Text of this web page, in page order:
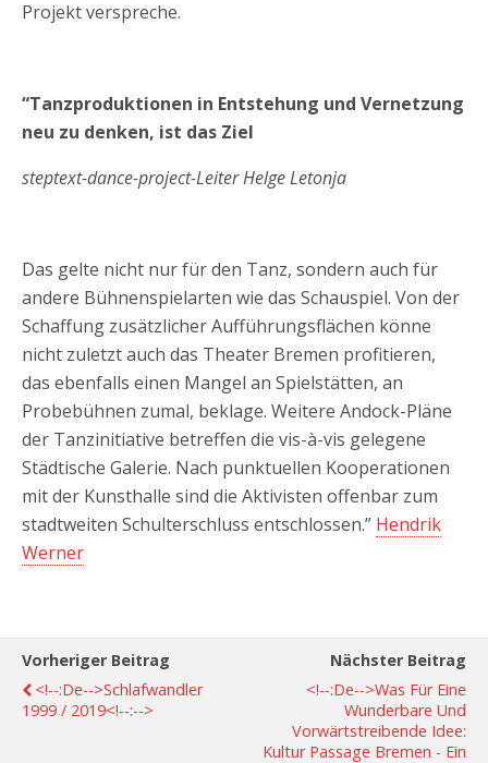
Projekt verspreche.
“Tanzproduktionen in Entstehung und Vernetzung
neu zu denken, ist das Ziel
steptext-dance-project-Leiter Helge Letonja
Das gelte nicht nur für den Tanz, sondern auch für
andere Bühnenspielarten wie das Schauspiel. Von der
Schaffung zusätzlicher Aufführungsflächen könne
nicht zuletzt auch das Theater Bremen profitieren,
das ebenfalls einen Mangel an Spielstätten, an
Probebühnen zumal, beklage. Weitere Andock-Pläne
der Tanzinitiative betreffen die vis-à-vis gelegene
Städtische Galerie. Nach punktuellen Kooperationen
mit der Kunsthalle sind die Aktivisten offenbar zum
stadtweiten Schulterschluss entschlossen.” Hendrik
Werner
Vorheriger Beitrag
<!--:de-->Schlafwandler
1999 / 2019<!--:-->
Nächster Beitrag
<!--:de-->Was Für Eine
Wunderbare Und
Vorwärtstreibende Idee:
Kultur Passage Bremen - Ein